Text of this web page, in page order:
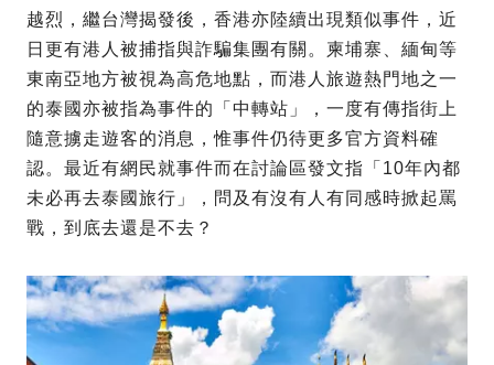
越烈，繼台灣揭發後，香港亦陸續出現類似事件，近
日更有港人被捕指與詐騙集團有關。柬埔寨、緬甸等
東南亞地方被視為高危地點，而港人旅遊熱門地之一
的泰國亦被指為事件的「中轉站」，一度有傳指街上
隨意擄走遊客的消息，惟事件仍待更多官方資料確
認。最近有網民就事件而在討論區發文指「10年內都
未必再去泰國旅行」，問及有沒有人有同感時掀起罵
戰，到底去還是不去？